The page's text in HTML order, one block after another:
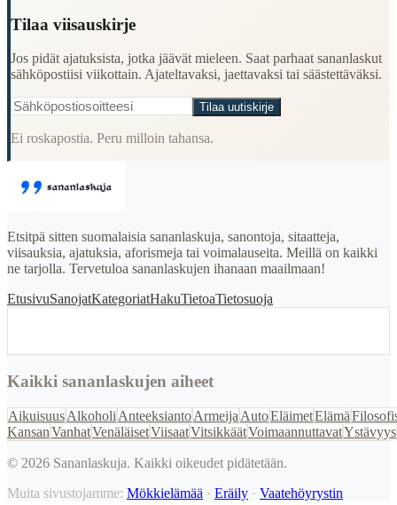
Tilaa viisauskirje
Jos pidät ajatuksista, jotka jäävät mieleen. Saat parhaat sananlaskut
sähköpostiisi viikottain. Ajateltavaksi, jaettavaksi tai säästettäväksi.
Tilaa uutiskirje
Ei roskapostia. Peru milloin tahansa.
Etsitpä sitten suomalaisia sananlaskuja, sanontoja, sitaatteja,
viisauksia, ajatuksia, aforismeja tai voimalauseita. Meillä on kaikki
ne tarjolla. Tervetuloa sananlaskujen ihanaan maailmaan!
EtusivuSanojatKategoriatHakuTietoaTietosuoja
Kaikki sananlaskujen aiheet
AikuisuusAlkoholi AnteeksiantoArmeija AutoEläimetElämä
KansanVanhatVenäläisetViisaatVitsikkäätVoimaannuttavatYstävyys
© 2026 Sananlaskuja. Kaikki oikeudet pidätetään.
Muita sivustojamme: Mökkielämää · Eräily · Vaatehöyrystin